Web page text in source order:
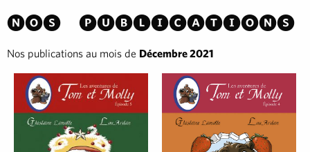
Nos publications
Nos publications au mois de Décembre 2021